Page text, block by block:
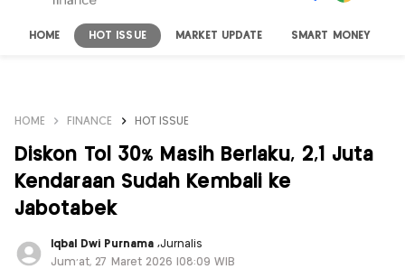
HOME HOT ISSUE MARKET UPDATE SMART MONEY
HOME FINANCE HOT ISSUE
Diskon Tol 30% Masih Berlaku, 2,1 Juta
Kendaraan Sudah Kembali ke
Jabotabek
Iqbal Dwi Purnama ,Jurnalis
Jum'at, 27 Maret 2026 |08:09 WIB